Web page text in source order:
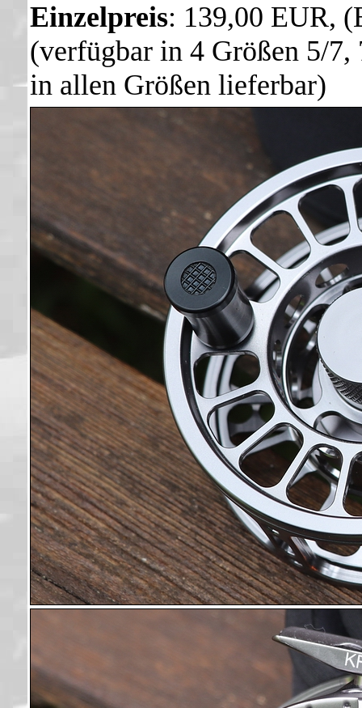
Einzelpreis: 139,00 EUR,
(verfügbar in 4 Größen 5/7,
in allen Größen lieferbar)